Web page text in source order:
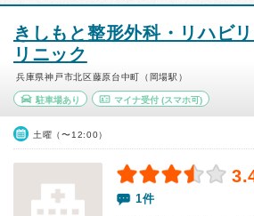
きしもと整形外科・リハビ
リニック
兵庫県神戸市北区藤原台中町（岡場駅）
駐車場あり マイナ受付(スマホ可)
土曜（〜12:00）
1件